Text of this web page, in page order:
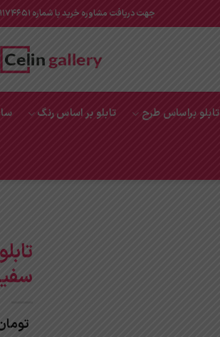
جهت دریافت مشاوره خرید با شماره 09981174651 تماس بگیرید
تابلو براساس طرح تابلو بر اساس رنگ